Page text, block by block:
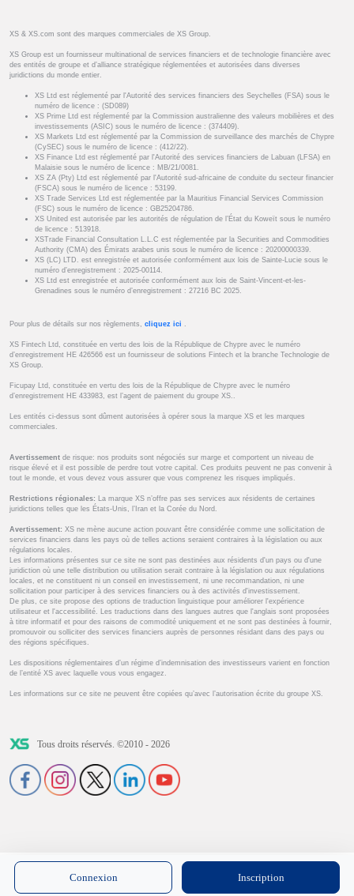
XS & XS.com sont des marques commerciales de XS Group.
XS Group est un fournisseur multinational de services financiers et de technologie financière avec
des entités de groupe et d’alliance stratégique réglementées et autorisées dans diverses
juridictions du monde entier.
XS Ltd est réglementé par l'Autorité des services financiers des Seychelles (FSA) sous le
numéro de licence : (SD089)
XS Prime Ltd est réglementé par la Commission australienne des valeurs mobilières et des
investissements (ASIC) sous le numéro de licence : (374409).
XS Markets Ltd est réglementé par la Commission de surveillance des marchés de Chypre
(CySEC) sous le numéro de licence : (412/22).
XS Finance Ltd est réglementé par l'Autorité des services financiers de Labuan (LFSA) en
Malaisie sous le numéro de licence : MB/21/0081.
XS ZA (Pty) Ltd est réglementé par l'Autorité sud-africaine de conduite du secteur financier
(FSCA) sous le numéro de licence : 53199.
XS Trade Services Ltd est réglementée par la Mauritius Financial Services Commission
(FSC) sous le numéro de licence : GB25204786.
XS United est autorisée par les autorités de régulation de l’État du Koweït sous le numéro
de licence : 513918.
XSTrade Financial Consultation L.L.C est réglementée par la Securities and Commodities
Authority (CMA) des Émirats arabes unis sous le numéro de licence : 20200000339.
XS (LC) LTD. est enregistrée et autorisée conformément aux lois de Sainte-Lucie sous le
numéro d’enregistrement : 2025-00114.
XS Ltd est enregistrée et autorisée conformément aux lois de Saint-Vincent-et-les-
Grenadines sous le numéro d’enregistrement : 27216 BC 2025.
Pour plus de détails sur nos règlements, cliquez ici
XS Fintech Ltd, constituée en vertu des lois de la République de Chypre avec le numéro
d’enregistrement HE 426566 est un fournisseur de solutions Fintech et la branche Technologie de
XS Group.
Ficupay Ltd, constituée en vertu des lois de la République de Chypre avec le numéro
d’enregistrement HE 433983, est l’agent de paiement du groupe XS..
Les entités ci-dessus sont dûment autorisées à opérer sous la marque XS et les marques
commerciales.
Avertissement de risque: nos produits sont négociés sur marge et comportent un niveau de
risque élevé et il est possible de perdre tout votre capital. Ces produits peuvent ne pas convenir à
tout le monde, et vous devez vous assurer que vous comprenez les risques impliqués.
Restrictions régionales: La marque XS n’offre pas ses services aux résidents de certaines
juridictions telles que les États-Unis, l’Iran et la Corée du Nord.
Avertissement: XS ne mène aucune action pouvant être considérée comme une sollicitation de
services financiers dans les pays où de telles actions seraient contraires à la législation ou aux
régulations locales.
Les informations présentes sur ce site ne sont pas destinées aux résidents d'un pays ou d'une
juridiction où une telle distribution ou utilisation serait contraire à la législation ou aux régulations
locales, et ne constituent ni un conseil en investissement, ni une recommandation, ni une
sollicitation pour participer à des services financiers ou à des activités d'investissement.
De plus, ce site propose des options de traduction linguistique pour améliorer l'expérience
utilisateur et l'accessibilité. Les traductions dans des langues autres que l'anglais sont proposées
à titre informatif et pour des raisons de commodité uniquement et ne sont pas destinées à fournir,
promouvoir ou solliciter des services financiers auprès de personnes résidant dans des pays ou
des régions spécifiques.
Les dispositions réglementaires d’un régime d’indemnisation des investisseurs varient en fonction
de l’entité XS avec laquelle vous vous engagez.
Les informations sur ce site ne peuvent être copiées qu’avec l’autorisation écrite du groupe XS.
Tous droits réservés. ©2010 - 2026
Connexion Inscription